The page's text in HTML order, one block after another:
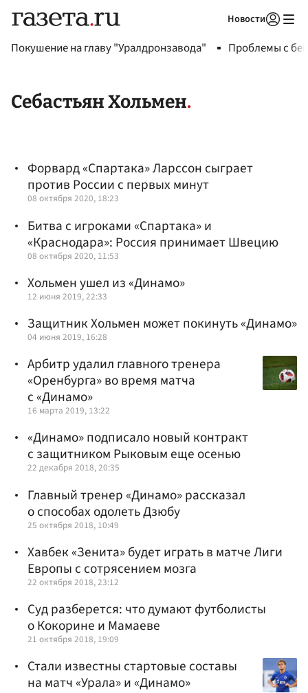
Новости
Покушение на главу "Уралдронзавода" Проблемы с
Себастьян Хольмен
Форвард «Спартака» Ларссон сыграет
против России с первых минут
08 октября 2020, 18:23
Битва с игроками «Спартака» и
«Краснодара»: Россия принимает Швецию
08 октября 2020, 11:53
Хольмен ушел из «Динамо»
12 июня 2019, 22:33
Защитник Хольмен может покинуть «Динамо»
04 июня 2019, 16:28
Арбитр удалил главного тренера
«Оренбурга» во время матча
с «Динамо»
16 марта 2019, 13:22
«Динамо» подписало новый контракт
с защитником Рыковым еще осенью
22 декабря 2018, 20:35
Главный тренер «Динамо» рассказал
о способах одолеть Дзюбу
25 октября 2018, 10:49
Хавбек «Зенита» будет играть в матче Лиги
Европы с сотрясением мозга
22 октября 2018, 23:12
Суд разберется: что думают футболисты
о Кокорине и Мамаеве
21 октября 2018, 19:09
Стали известны стартовые составы
на матч «Урала» и «Динамо»